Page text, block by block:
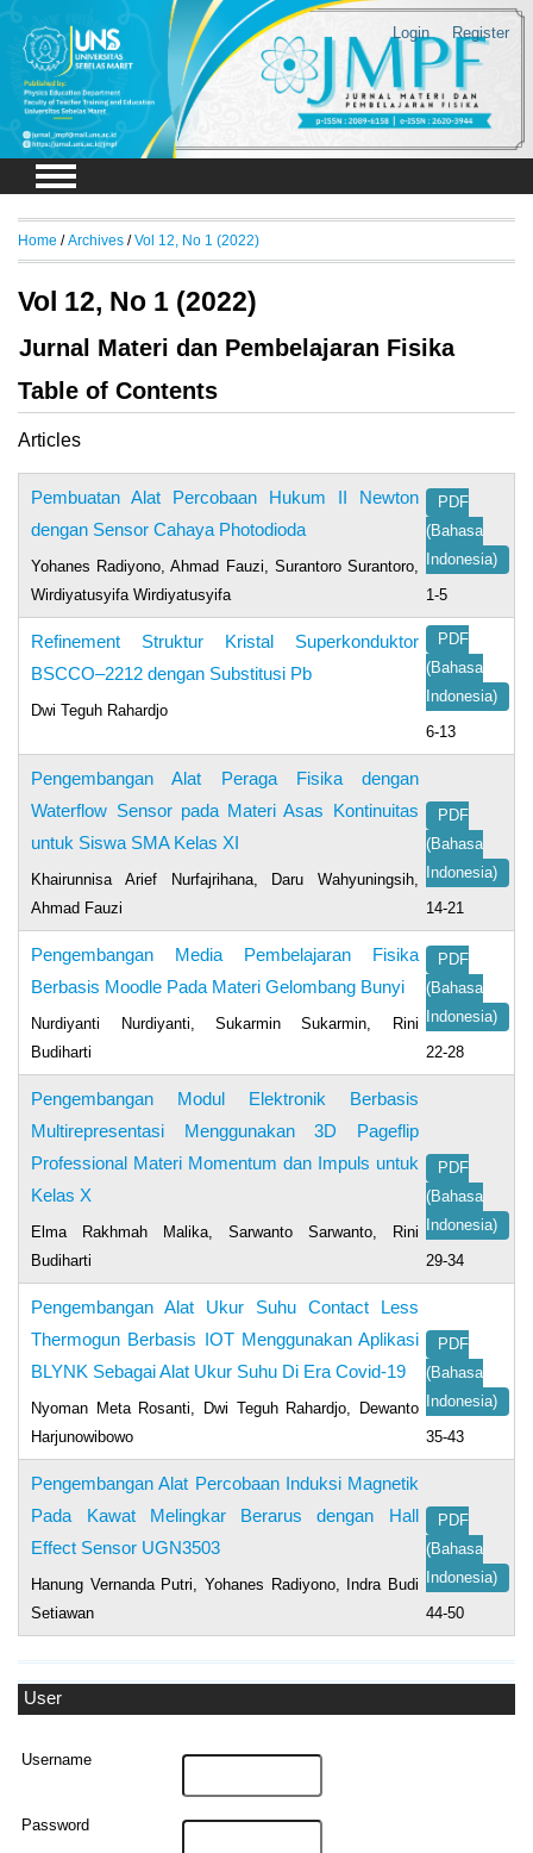
Login Register
User
Username
Password
Home /Archives /Vol 12, No 1 (2022)
Vol 12, No 1 (2022)
Jurnal Materi dan Pembelajaran Fisika
Table of Contents
Articles
Pembuatan Alat Percobaan Hukum II Newton
dengan Sensor Cahaya Photodioda
Yohanes Radiyono, Ahmad Fauzi, Surantoro Surantoro,
Wirdiyatusyifa Wirdiyatusyifa
PDF
(Bahasa
Indonesia)
1-5
Refinement Struktur Kristal Superkonduktor
BSCCO–2212 dengan Substitusi Pb
Dwi Teguh Rahardjo
PDF
(Bahasa
Indonesia)
6-13
Pengembangan Alat Peraga Fisika dengan
Waterflow Sensor pada Materi Asas Kontinuitas
untuk Siswa SMA Kelas XI
Khairunnisa Arief Nurfajrihana, Daru Wahyuningsih,
Ahmad Fauzi
PDF
(Bahasa
Indonesia)
14-21
Pengembangan Media Pembelajaran Fisika
Berbasis Moodle Pada Materi Gelombang Bunyi
Nurdiyanti Nurdiyanti, Sukarmin Sukarmin, Rini
Budiharti
PDF
(Bahasa
Indonesia)
22-28
Pengembangan Modul Elektronik Berbasis
Multirepresentasi Menggunakan 3D Pageflip
Professional Materi Momentum dan Impuls untuk
Kelas X
Elma Rakhmah Malika, Sarwanto Sarwanto, Rini
Budiharti
PDF
(Bahasa
Indonesia)
29-34
Pengembangan Alat Ukur Suhu Contact Less
Thermogun Berbasis IOT Menggunakan Aplikasi
BLYNK Sebagai Alat Ukur Suhu Di Era Covid-19
Nyoman Meta Rosanti, Dwi Teguh Rahardjo, Dewanto
Harjunowibowo
PDF
(Bahasa
Indonesia)
35-43
Pengembangan Alat Percobaan Induksi Magnetik
Pada Kawat Melingkar Berarus dengan Hall
Effect Sensor UGN3503
Hanung Vernanda Putri, Yohanes Radiyono, Indra Budi
Setiawan
PDF
(Bahasa
Indonesia)
44-50